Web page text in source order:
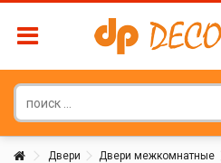
Двери Двери межкомнатные